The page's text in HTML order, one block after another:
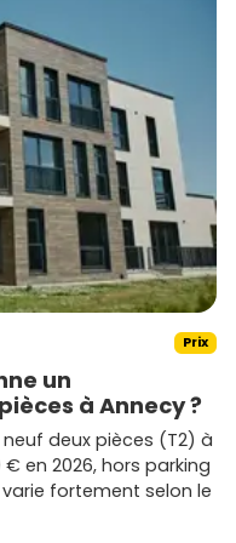
en pleine évolution,
à moyen
:terrasses et
prisés.
bâtiments conformes
attirent les acheteurs
à La Roche-
modernes dans des
Prix
un
à Annecy ?
deux pièces (T2) à
en 2026, hors parking
fortement selon le